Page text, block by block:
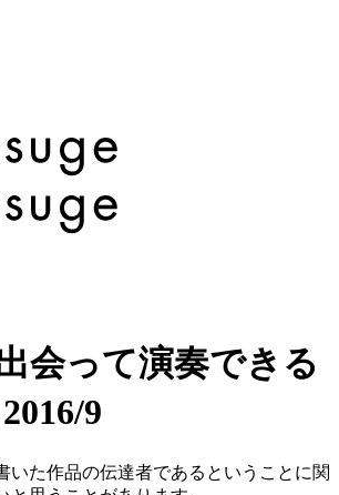
会って演奏できる
9
いた作品の伝達者であるということに関